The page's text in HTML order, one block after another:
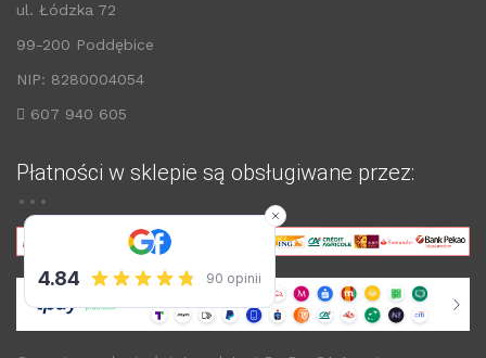
ul. Łódzka 72
99-200 Poddębice
NIP: 8280004054
607 940 605
Płatności w sklepie są obsługiwane przez: